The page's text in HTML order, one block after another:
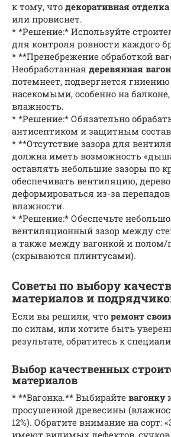
к тому, что декоративная отделка
или провиснет.
* *Решение:* Используйте
для контроля ровности каждого
* **Пренебрежение обработкой
Необработанная деревянная
потемнеет, подвергнется
насекомыми, особенно на
влажность.
* *Решение:* Обязательно
антисептиком и защитным
* **Отсутствие зазора для
должна иметь возможность
оставлять небольшие зазоры по
обеспечивать вентиляцию,
деформироваться из-за
влажности.
* *Решение:* Обеспечьте
вентиляционный зазор между
а также между вагонкой и полом/
(скрываются плинтусами).
Советы по выбору
материалов и
Если вы решили, что ремонт
по силам, или хотите быть
результате, обратитесь к
Выбор качественных
материалов
* **Вагонка.** Выбирайте вагонку
просушенной древесины
12%). Обратите внимание на сорт:
имеют видимых дефектов,